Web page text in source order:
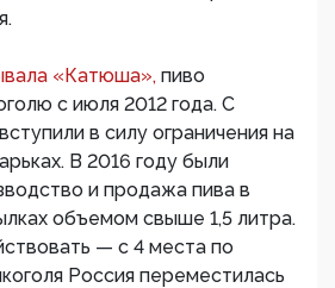
«Катюша», пиво
с июля 2012 года. С
в силу ограничения на
В 2016 году были
и продажа пива в
объемом свыше 1,5 литра.
— с 4 места по
Россия переместилась